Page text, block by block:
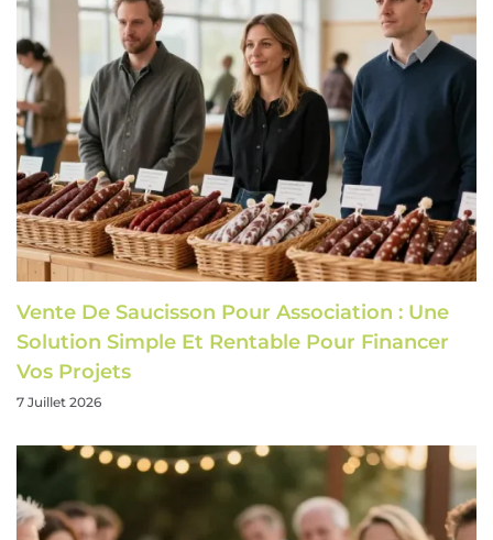
Vente De Saucisson Pour Association : Une
Solution Simple Et Rentable Pour Financer
Vos Projets
7 Juillet 2026